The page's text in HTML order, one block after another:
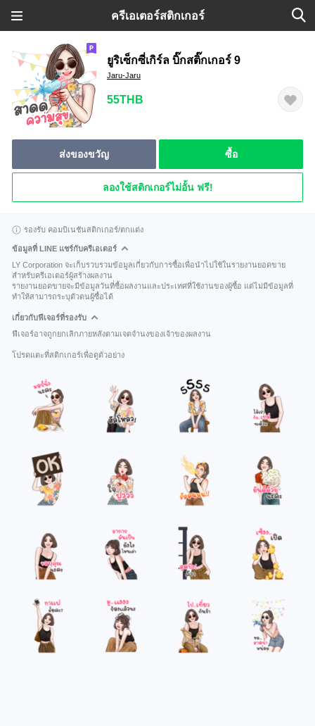
ครีเอเตอร์สติกเกอร์
ยูริเซ็กซี่เกิร์ล บิ๊กสติ๊กเกอร์ 9
Jaru-Jaru
55THB
ส่งของขวัญ ซื้อ
ลองใช้สติกเกอร์ไม่อั้น ฟรี!
รองรับ คอมบิเนชันสติกเกอร์/ตกแต่ง
ข้อมูลที่ LINE แชร์กับครีเอเตอร์
LY Corporation จะเก็บรวบรวมข้อมูลเกี่ยวกับการซื้อเพื่อนำไปใช้ในรายงานยอดขาย
สำหรับครีเอเตอร์ผู้สร้างผลงาน
รายงานยอดขายจะมีข้อมูลวันที่ซื้อผลงานและประเทศที่ใช้งานของผู้ซื้อ แต่ไม่มีข้อมูลที่
ทำให้สามารถระบุตัวตนผู้ซื้อได้
เกี่ยวกับฟีเจอร์ที่รองรับ
ฟีเจอร์อาจถูกยกเลิกภายหลังตามเจตจำนงของเจ้าของผลงาน
โปรดแตะที่สติกเกอร์เพื่อดูตัวอย่าง